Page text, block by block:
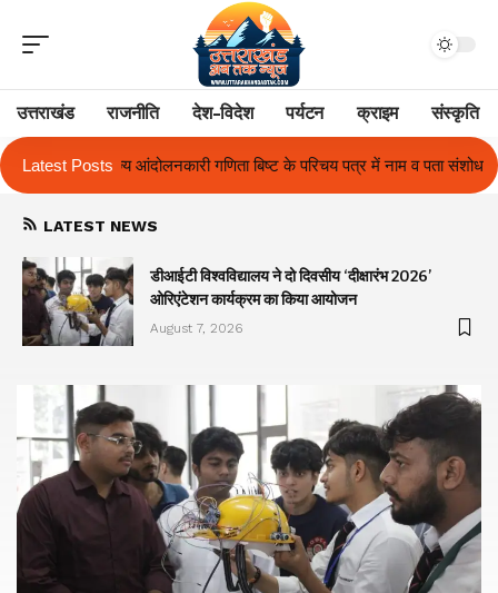
उत्तराखंड राजनीति देश-विदेश पर्यटन क्राइम संस्कृति
Latest Posts
के परिचय पत्र में नाम व पता संशोधन का प्रकरण का हुआ समाधान उत्तराखंड
LATEST NEWS
डीआईटी विश्वविद्यालय ने दो दिवसीय ‘दीक्षारंभ 2026’
ओरिएंटेशन कार्यक्रम का किया आयोजन
August 7, 2026